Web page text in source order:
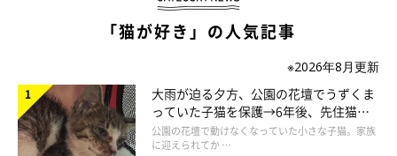
「猫が好き」の人気記事
※2026年8月更新
大雨が迫る夕方、公園の花壇でうずくま
っていた子猫を保護→6年後、先住猫
と“姉妹”のような関係に
公園の花壇で動けなくなっていた小さな子猫。家族
に迎えられてか …